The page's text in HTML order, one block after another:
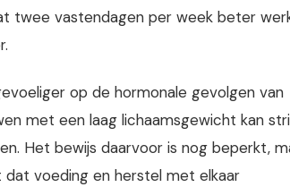
twee vastendagen per week beter
op de hormonale gevolgen van
met een laag lichaamsgewicht kan
Het bewijs daarvoor is nog beperkt,
voeding en herstel met elkaar